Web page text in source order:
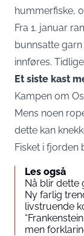
hummerfiske,
Fra 1. januar
bunnsatte
innføres.
Et siste kast
Kampen om
Mens noen
dette kan
Fisket i fjorden
Les også
Nå blir dette
Ny farlig
livstruende
men